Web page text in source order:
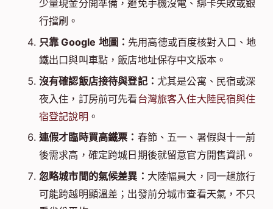
少量現金分開準備，避免手機沒電、綁卡失敗或銀
行擋刷。
只靠 Google 地圖： 先用高德或百度核對入口、地
鐵出口與叫車點，飯店地址保存中文版本。
沒有確認飯店接待與登記： 尤其是公寓、民宿或深
夜入住，訂房前可先看台灣旅客入住大陸民宿與住
宿登記說明 。
連假才臨時買高鐵票： 春節、五一、暑假與十一前
後需求高，確定跨城日期後就留意官方開售資訊。
忽略城市間的氣候差異： 大陸幅員大，同一趟旅行
可能跨越明顯溫差；出發前分城市查看天氣，不只